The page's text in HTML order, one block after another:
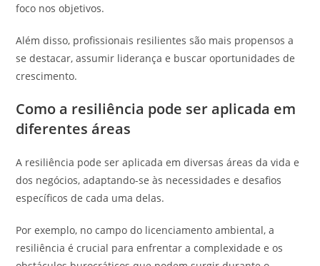
foco nos objetivos.
Além disso, profissionais resilientes são mais propensos a
se destacar, assumir liderança e buscar oportunidades de
crescimento.
Como a resiliência pode ser aplicada em
diferentes áreas
A resiliência pode ser aplicada em diversas áreas da vida e
dos negócios, adaptando-se às necessidades e desafios
específicos de cada uma delas.
Por exemplo, no campo do licenciamento ambiental, a
resiliência é crucial para enfrentar a complexidade e os